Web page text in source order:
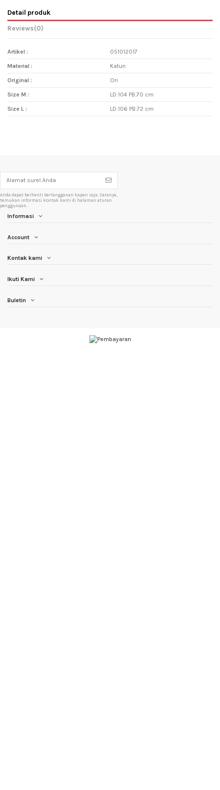
Detail produk
Reviews(0)
Artikel : 051012017
Material : Katun
Original : Ori
Size M : LD:104 PB:70 cm
Size L : LD:106 PB:72 cm
Anda dapat berhenti berlangganan kapan saja. Caranya,
temukan informasi kontak kami di halaman aturan
penggunaan.
Informasi
Account
Kontak kami
Ikuti Kami
Buletin